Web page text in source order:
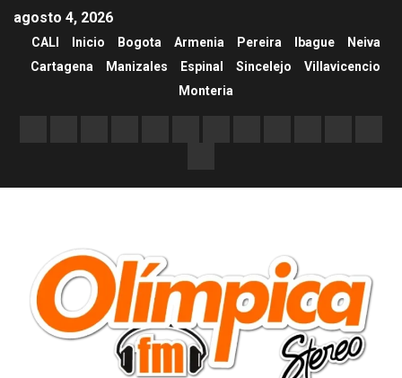
agosto 4, 2026
CALI Inicio Bogota Armenia Pereira Ibague
Neiva
Cartagena
Manizales Espinal Sincelejo
Villavicencio
Monteria